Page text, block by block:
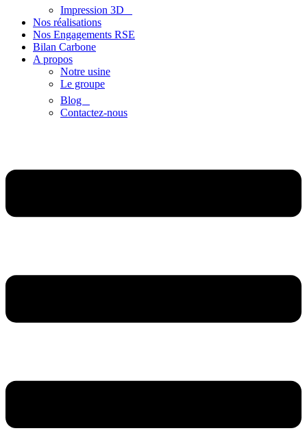
Impression 3D
Nos réalisations
Nos Engagements RSE
Bilan Carbone
A propos
Notre usine
Le groupe
Blog
Contactez-nous